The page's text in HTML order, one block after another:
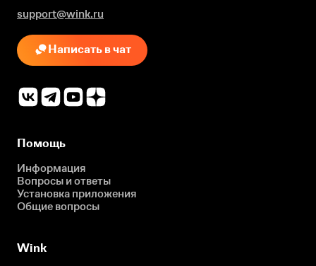
support@wink.ru
Написать в чат
Помощь
Информация
Вопросы и ответы
Установка приложения
Общие вопросы
Wink